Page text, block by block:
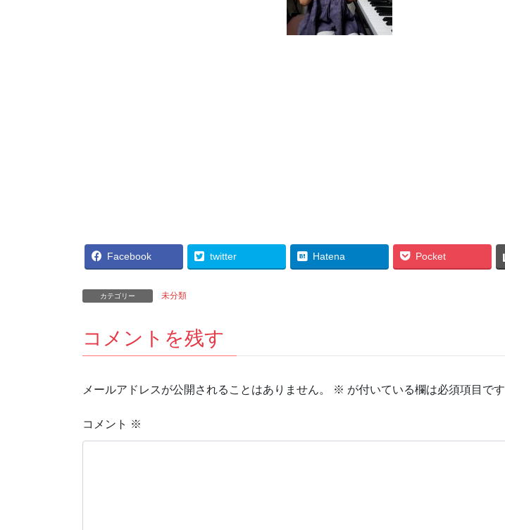
Facebook twitter Hatena Pocket
カテゴリー 未分類
コメントを残す
メールアドレスが公開されることはありません。 ※ が付いている欄は必須項目です
コメント ※